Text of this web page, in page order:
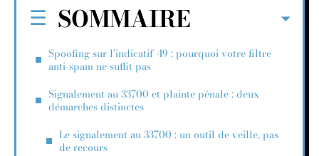
SOMMAIRE
Spoofing sur l’indicatif 49 : pourquoi votre filtre
anti-spam ne suffit pas
Signalement au 33700 et plainte pénale : deux
démarches distinctes
Le signalement au 33700 : un outil de veille, pas
de recours